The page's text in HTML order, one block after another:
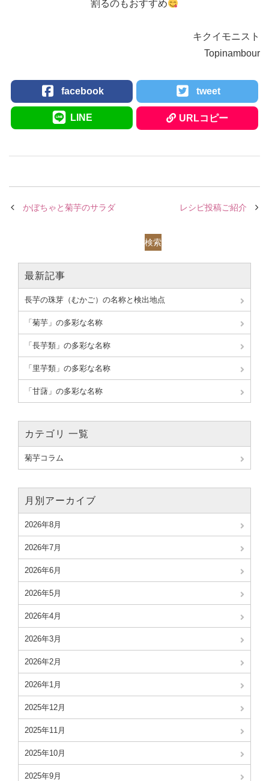
割るのもおすすめ
キクイモニスト
Topinambour
facebook tweet
LINE URLコピー
かぼちゃと菊芋のサラダ レシピ投稿ご紹介
検索
最新記事
長芋の珠芽（むかご）の名称と検出地点
「菊芋」の多彩な名称
「長芋類」の多彩な名称
「里芋類」の多彩な名称
「甘藷」の多彩な名称
カテゴリ 一覧
菊芋コラム
月別アーカイブ
2026年8月
2026年7月
2026年6月
2026年5月
2026年4月
2026年3月
2026年2月
2026年1月
2025年12月
2025年11月
2025年10月
2025年9月